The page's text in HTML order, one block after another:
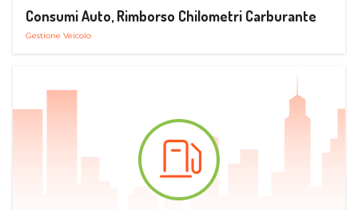
Consumi Auto, Rimborso Chilometri Carburante
Gestione Veicolo